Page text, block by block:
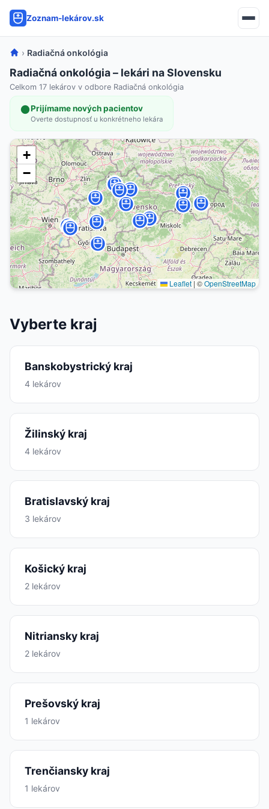
Zoznam-lekárov.sk
› Radiačná onkológia
Radiačná onkológia – lekári na Slovensku
Celkom 17 lekárov v odbore Radiačná onkológia
Prijímame nových pacientov
Overte dostupnosť u konkrétneho lekára
+
−
Leaflet| ©OpenStreetMap
Vyberte kraj
Banskobystrický kraj
4 lekárov
Žilinský kraj
4 lekárov
Bratislavský kraj
3 lekárov
Košický kraj
2 lekárov
Nitriansky kraj
2 lekárov
Prešovský kraj
1 lekárov
Trenčiansky kraj
1 lekárov